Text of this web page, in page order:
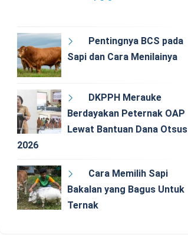
Pentingnya BCS pada
Sapi dan Cara Menilainya
DKPPH Merauke
Berdayakan Peternak OAP
Lewat Bantuan Dana Otsus
2026
Cara Memilih Sapi
Bakalan yang Bagus Untuk
Ternak